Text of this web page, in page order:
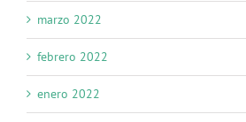
marzo 2022
febrero 2022
enero 2022